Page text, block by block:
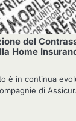
del
Home
è in continua
di